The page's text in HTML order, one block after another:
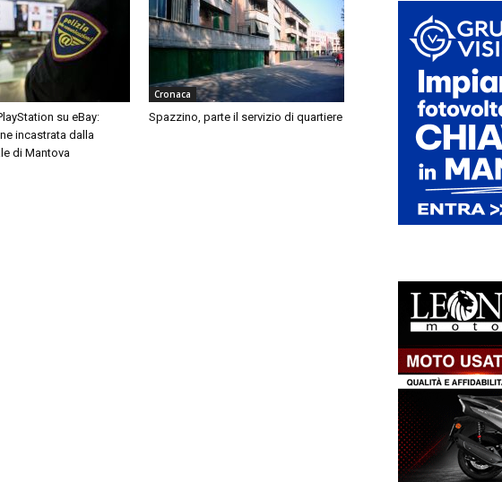
su eBay:
incastrata dalla
di Mantova
Cronaca
Spazzino, parte il servizio di quartiere